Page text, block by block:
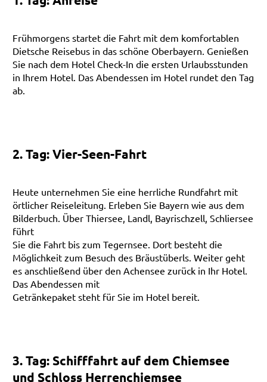
Frühmorgens startet die Fahrt mit dem komfortablen
Dietsche Reisebus in das schöne Oberbayern. Genießen
Sie nach dem Hotel Check-In die ersten Urlaubsstunden
in Ihrem Hotel. Das Abendessen im Hotel rundet den Tag
ab.
2. Tag: Vier-Seen-Fahrt
Heute unternehmen Sie eine herrliche Rundfahrt mit
örtlicher Reiseleitung. Erleben Sie Bayern wie aus dem
Bilderbuch. Über Thiersee, Landl, Bayrischzell, Schliersee
führt
Sie die Fahrt bis zum Tegernsee. Dort besteht die
Möglichkeit zum Besuch des Bräustüberls. Weiter geht
es anschließend über den Achensee zurück in Ihr Hotel.
Das Abendessen mit
Getränkepaket steht für Sie im Hotel bereit.
3. Tag: Schifffahrt auf dem Chiemsee
und Schloss Herrenchiemsee